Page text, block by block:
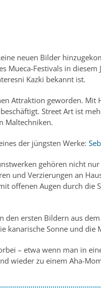
neuen Bilder
Festivals in diesem
Kazki bekannt ist.
Attraktion geworden. Mit
Street Art ist
Maltechniken.
der jüngsten Werke:
gehören nicht
und Verzierungen an
offenen Augen durch die
den ersten Bildern aus
kanarische Sonne und
– etwa wenn man in
wieder zu einem Aha-